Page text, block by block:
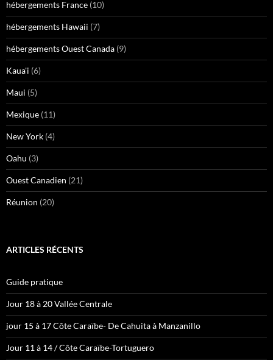
hébergements France (10)
hébergements Hawaii (7)
hébergements Ouest Canada (9)
Kaua'i (6)
Maui (5)
Mexique (11)
New York (4)
Oahu (3)
Ouest Canadien (21)
Réunion (20)
ARTICLES RÉCENTS
Guide pratique
Jour 18 à 20 Vallée Centrale
jour 15 à 17 Côte Caraïbe- De Cahuita à Manzanillo
Jour 11 à 14 / Côte Caraïbe-Tortuguero